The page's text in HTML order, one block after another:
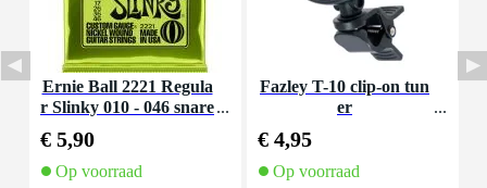
Ernie Ball 2221 Regula
r Slinky 010 - 046 snare
€ 5,90
Op voorraad
Fazley T-10 clip-on tun
er
€ 4,95
Op voorraad